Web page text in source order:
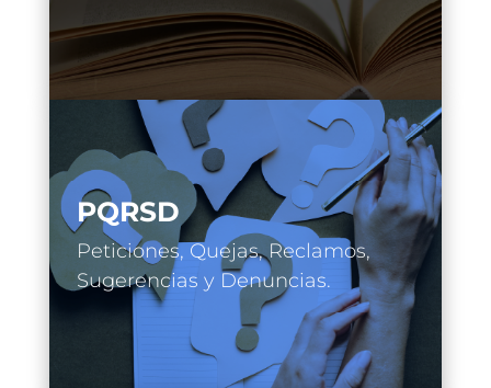
PQRSD
Peticiones, Quejas, Reclamos,
Sugerencias y Denuncias.